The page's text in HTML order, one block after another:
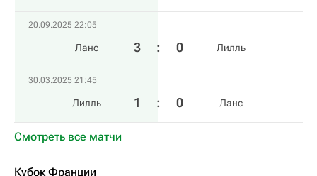
20.09.2025 22:05
Ланс 3 : 0 Лилль
30.03.2025 21:45
Лилль 1 : 0 Ланс
Смотреть все матчи
Кубок Франции